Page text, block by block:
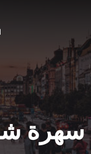
سهرة